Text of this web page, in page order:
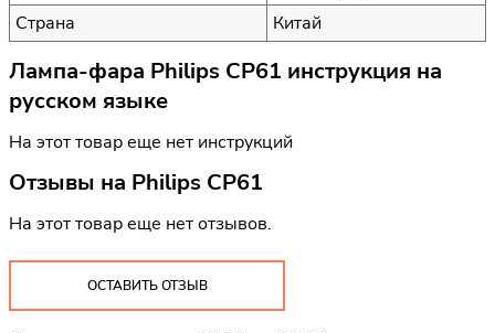
Страна
Китай
Лампа-фара Philips CP61 инструкция на
русском языке
На этот товар еще нет инструкций
Отзывы на Philips CP61
На этот товар еще нет отзывов.
ОСТАВИТЬ ОТЗЫВ